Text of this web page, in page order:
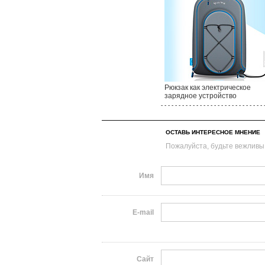
Рюкзак как электрическое
зарядное устройство
- - - - - - - - - - - - - - - - - - - - - - - - - - - -
ОСТАВЬ ИНТЕРЕСНОЕ МНЕНИЕ
Пожалуйста, будьте
Имя
E-mail
Сайт